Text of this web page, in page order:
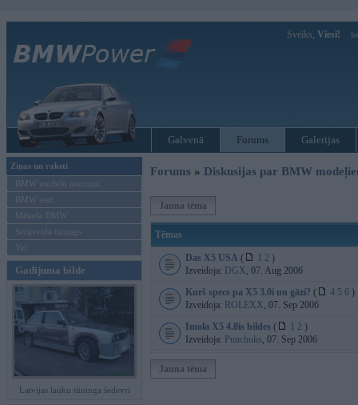
Sveiks, Viesi!
Galvenā Forums Galerijas
Ziņas un raksti
BMW modeļu jaunumi
BMW testi
Mēneša BMW
Sērijveida tūnings
Vel...
Gadījuma bilde
Latvijas lauku tūninga šedevri
Forums » Diskusijas par BMW
Jauna tēma
Tēmas
Das X5 USA ( 1 2 )
Izveidoja: DGX, 07. Aug 2006
Kurš specs pa X5 3.0i un gāzi? ( 4 5 6 )
Izveidoja: ROLEXX, 07. Sep 2006
Imola X5 4.8is bildes ( 1 2 )
Izveidoja: Puuchuks, 07. Sep 2006
Jauna tēma